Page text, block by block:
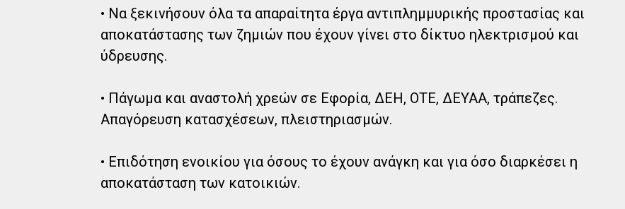
• Να ξεκινήσουν όλα τα απαραίτητα έργα αντιπλημμυρικής προστασίας και
αποκατάστασης των ζημιών που έχουν γίνει στο δίκτυο ηλεκτρισμού και
ύδρευσης.
• Πάγωμα και αναστολή χρεών σε Εφορία, ΔΕΗ, ΟΤΕ, ΔΕΥΑΑ, τράπεζες.
Απαγόρευση κατασχέσεων, πλειστηριασμών.
• Επιδότηση ενοικίου για όσους το έχουν ανάγκη και για όσο διαρκέσει η
αποκατάσταση των κατοικιών.